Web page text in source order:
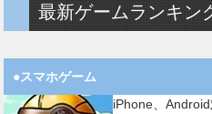
最新ゲームランキン
●スマホゲーム
iPhone、